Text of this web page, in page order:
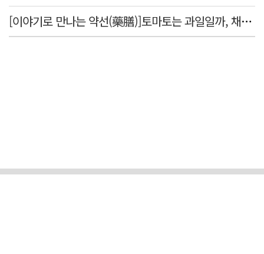
[이야기로 만나는 약선(藥膳)]토마토는 과일일까, 채소일까